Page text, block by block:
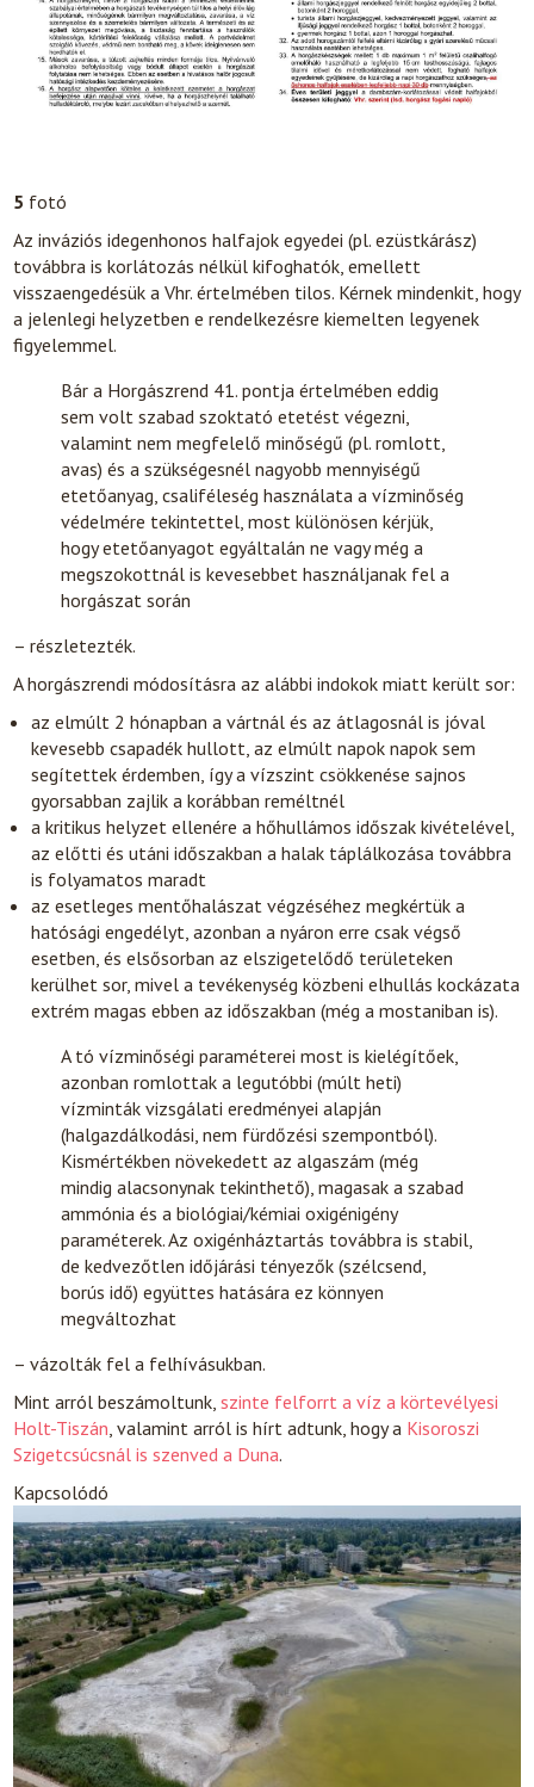
5 fotó
Az inváziós idegenhonos halfajok egyedei (pl. ezüstkárász)
továbbra is korlátozás nélkül kifoghatók, emellett
visszaengedésük a Vhr. értelmében tilos. Kérnek mindenkit, hogy
a jelenlegi helyzetben e rendelkezésre kiemelten legyenek
figyelemmel.
Bár a Horgászrend 41. pontja értelmében eddig
sem volt szabad szoktató etetést végezni,
valamint nem megfelelő minőségű (pl. romlott,
avas) és a szükségesnél nagyobb mennyiségű
etetőanyag, csaliféleség használata a vízminőség
védelmére tekintettel, most különösen kérjük,
hogy etetőanyagot egyáltalán ne vagy még a
megszokottnál is kevesebbet használjanak fel a
horgászat során
– részletezték.
A horgászrendi módosításra az alábbi indokok miatt került sor:
az elmúlt 2 hónapban a vártnál és az átlagosnál is jóval
kevesebb csapadék hullott, az elmúlt napok napok sem
segítettek érdemben, így a vízszint csökkenése sajnos
gyorsabban zajlik a korábban reméltnél
a kritikus helyzet ellenére a hőhullámos időszak kivételével,
az előtti és utáni időszakban a halak táplálkozása továbbra
is folyamatos maradt
az esetleges mentőhalászat végzéséhez megkértük a
hatósági engedélyt, azonban a nyáron erre csak végső
esetben, és elsősorban az elszigetelődő területeken
kerülhet sor, mivel a tevékenység közbeni elhullás kockázata
extrém magas ebben az időszakban (még a mostaniban is).
A tó vízminőségi paraméterei most is kielégítőek,
azonban romlottak a legutóbbi (múlt heti)
vízminták vizsgálati eredményei alapján
(halgazdálkodási, nem fürdőzési szempontból).
Kismértékben növekedett az algaszám (még
mindig alacsonynak tekinthető), magasak a szabad
ammónia és a biológiai/kémiai oxigénigény
paraméterek. Az oxigénháztartás továbbra is stabil,
de kedvezőtlen időjárási tényezők (szélcsend,
borús idő) együttes hatására ez könnyen
megváltozhat
– vázolták fel a felhívásukban.
Mint arról beszámoltunk,szinte felforrt a víz a körtevélyesi
Holt-Tiszán, valamint arról is hírt adtunk, hogy a Kisoroszi
Szigetcsúcsnál is szenved a Duna.
Kapcsolódó